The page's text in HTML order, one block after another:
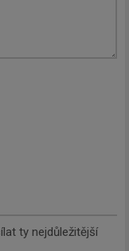
ty nejdůležitější